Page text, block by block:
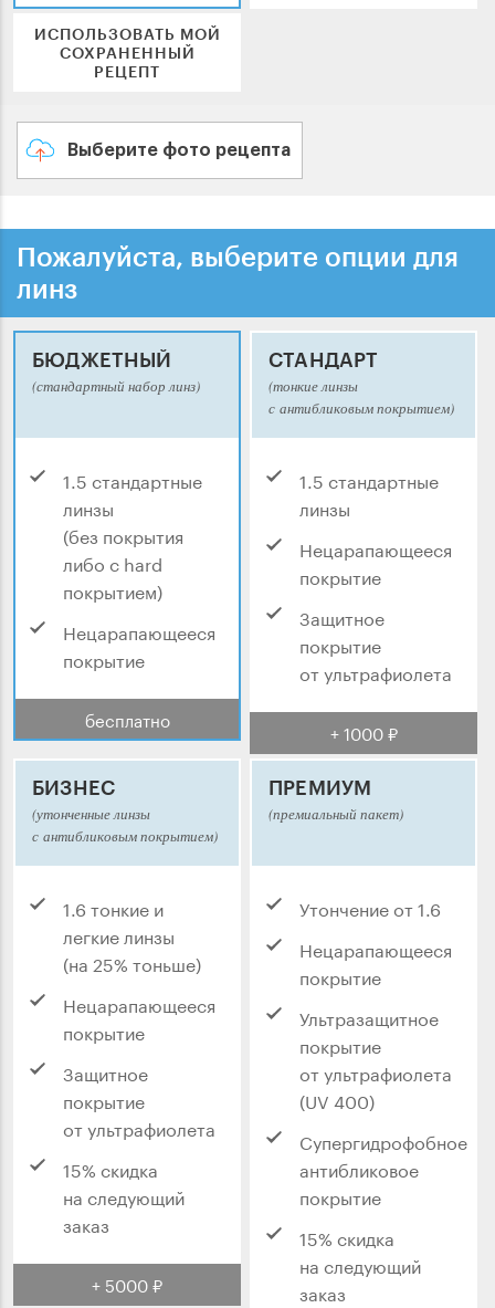
ИСПОЛЬЗОВАТЬ МОЙ
СОХРАНЕННЫЙ
РЕЦЕПТ
Выберите фото рецепта
Пожалуйста, выберите опции для
линз
БЮДЖЕТНЫЙ
(стандартный набор линз)
1.5 стандартные
линзы
(без покрытия
либо с hard
покрытием)
Нецарапающееся
покрытие
бесплатно
СТАНДАРТ
(тонкие линзы
с антибликовым покрытием)
1.5 стандартные
линзы
Нецарапающееся
покрытие
Защитное
покрытие
от ультрафиолета
+ 1000 ₽
БИЗНЕС
(утонченные линзы
с антибликовым покрытием)
1.6 тонкие и
легкие линзы
(на 25% тоньше)
Нецарапающееся
покрытие
Защитное
покрытие
от ультрафиолета
15% скидка
на следующий
заказ
+ 5000 ₽
ПРЕМИУМ
(премиальный пакет)
Утончение от 1.6
Нецарапающееся
покрытие
Ультразащитное
покрытие
от ультрафиолета
(UV 400)
Супергидрофобное
антибликовое
покрытие
15% скидка
на следующий
заказ